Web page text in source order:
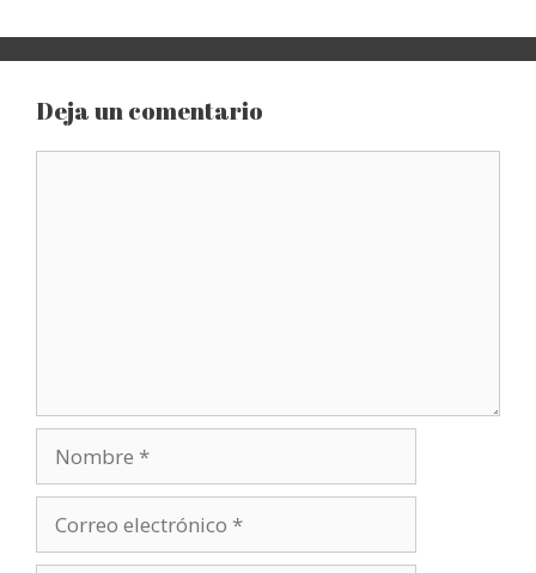
Deja un comentario
electrónico